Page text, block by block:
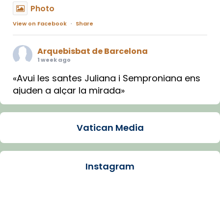
Photo
View on Facebook · Share
Arquebisbat de Barcelona
1 week ago
«Avui les santes Juliana i Semproniana ens
ajuden a alçar la mirada»
Mons. Sergi Gordo, bisbe de Tortosa, ha
Santes de Mataró.
🔗tinyurl.com/cvu5jmbk
Vatican Media
Instagram